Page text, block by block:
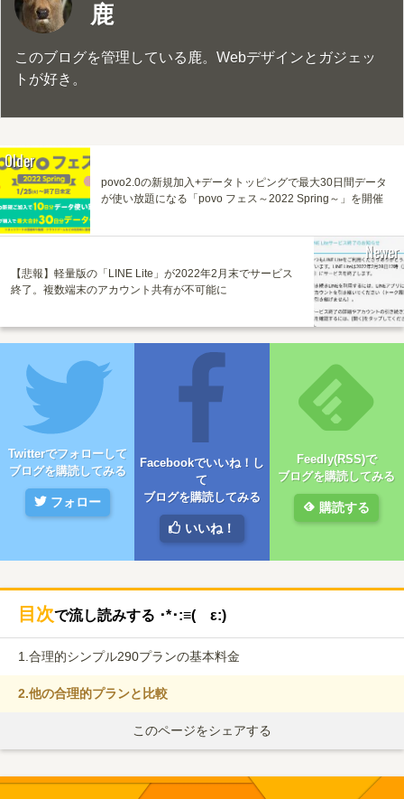
鹿
このブログを管理している鹿。Webデザインとガジェッ
トが好き。
Older
povo2.0の新規加入+データトッピングで最大30日間データ
が使い放題になる「povo フェス～2022 Spring～」を開催
【悲報】軽量版の「LINE Lite」が2022年2月末でサービス
終了。複数端末のアカウント共有が不可能に
Newer
Twitterでフォローして
ブログを購読してみる
フォロー
Facebookでいいね！し
て
ブログを購読してみる
いいね！
Feedly(RSS)で
ブログを購読してみる
購読する
目次で流し読みする ･*･:≡( ε:)
1. 合理的シンプル290プランの基本料金
2.他の合理的プランと比較
このページをシェアする